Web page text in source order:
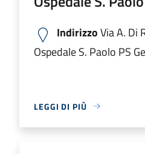
IndirizzoVia A. Di
Ospedale S. Paolo PS
LEGGI DI PIÙ